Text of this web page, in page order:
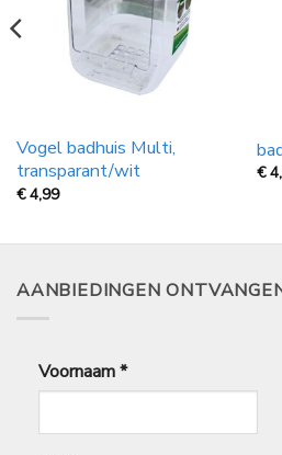
Vogel badhuis Multi,
transparant/wit
€4,99
€
AANBIEDINGEN
Voornaam*